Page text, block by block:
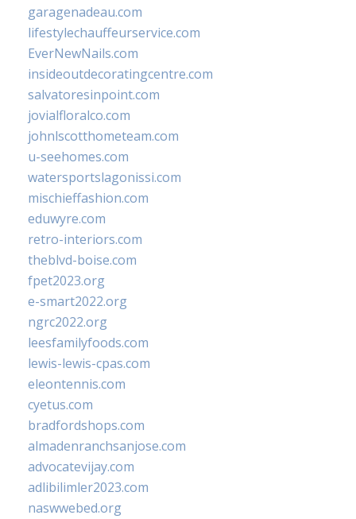
garagenadeau.com
lifestylechauffeurservice.com
EverNewNails.com
insideoutdecoratingcentre.com
salvatoresinpoint.com
jovialfloralco.com
johnlscotthometeam.com
u-seehomes.com
watersportslagonissi.com
mischieffashion.com
eduwyre.com
retro-interiors.com
theblvd-boise.com
fpet2023.org
e-smart2022.org
ngrc2022.org
leesfamilyfoods.com
lewis-lewis-cpas.com
eleontennis.com
cyetus.com
bradfordshops.com
almadenranchsanjose.com
advocatevijay.com
adlibilimler2023.com
naswwebed.org